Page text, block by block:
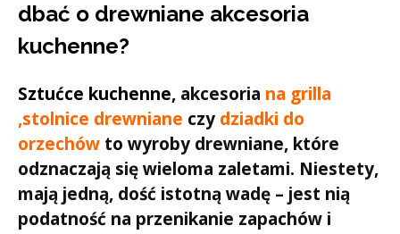
dbać o drewniane akcesoria
kuchenne?
Sztućce kuchenne, akcesoria na grilla
,stolnice drewniane czy dziadki do
orzechów to wyroby drewniane, które
odznaczają się wieloma zaletami. Niestety,
mają jedną, dość istotną wadę – jest nią
podatność na przenikanie zapachów i